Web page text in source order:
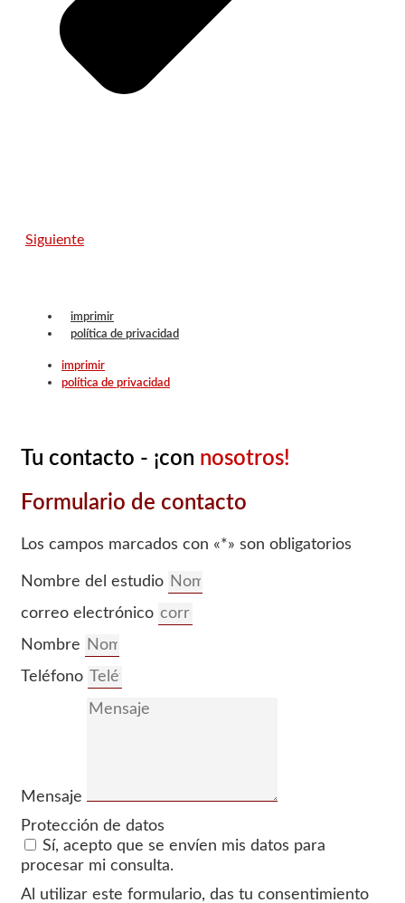
Siguiente
imprimir
política de privacidad
imprimir
política de privacidad
Tu contacto - ¡con nosotros!
Formulario de contacto
Los campos marcados con «*» son obligatorios
Nombre del estudio
correo electrónico
Nombre
Teléfono
Mensaje
Protección de datos
Sí, acepto que se envíen mis datos para
procesar mi consulta.
Al utilizar este formulario, das tu consentimiento